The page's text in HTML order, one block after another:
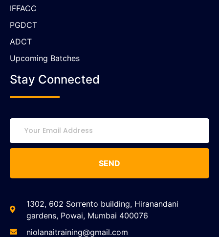
IFFACC
PGDCT
ADCT
Upcoming Batches
Stay Connected
SEND
1302, 602 Sorrento building, Hiranandani
gardens, Powai, Mumbai 400076
niolanaitraining@gmail.com